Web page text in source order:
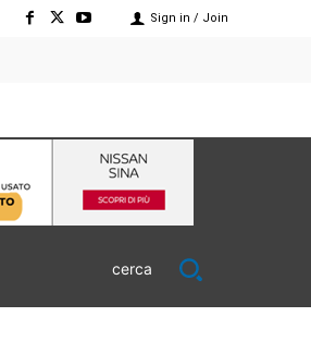
Sign in / Join
cerca